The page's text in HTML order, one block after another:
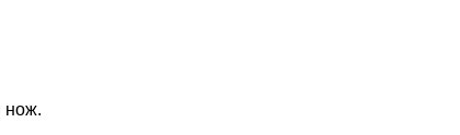
нож.